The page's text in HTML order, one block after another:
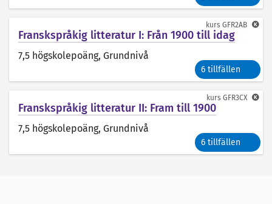
Franskspråkig litteratur I: Från 1900 till idag
7,5 högskolepoäng, Grundnivå
6 tillfällen
kurs GFR2AB
Franskspråkig litteratur II: Fram till 1900
7,5 högskolepoäng, Grundnivå
6 tillfällen
kurs GFR3CX